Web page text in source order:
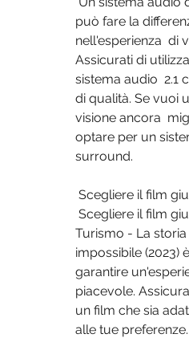
può fare la
nell'esperienza  di
Assicurati di
sistema audio  2.1
di qualità. Se vuoi
visione ancora
optare per un
surround.
Scegliere il film
Turismo - La
impossibile (2023)
garantire
piacevole.
un film che sia
alle tue